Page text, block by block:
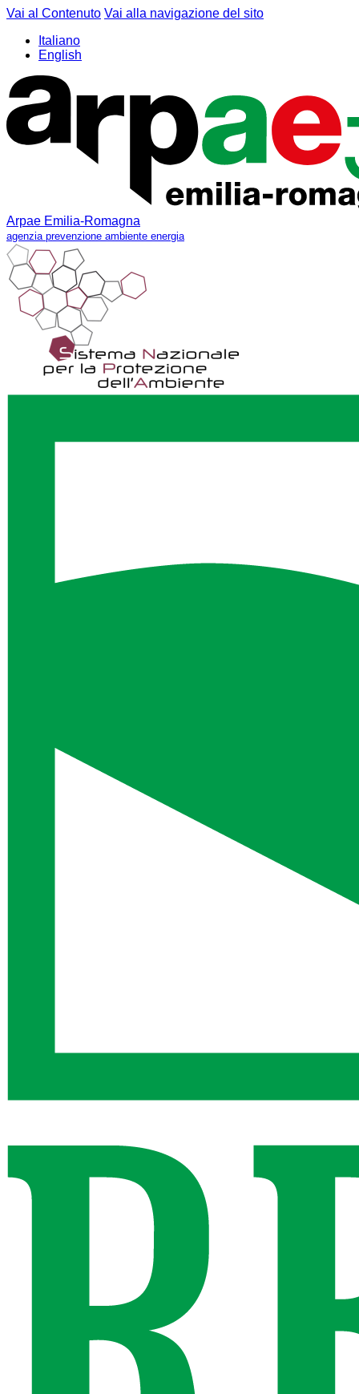
Vai al Contenuto Vai alla navigazione del sito
Italiano
English
Arpae Emilia-Romagna
agenzia prevenzione ambiente energia